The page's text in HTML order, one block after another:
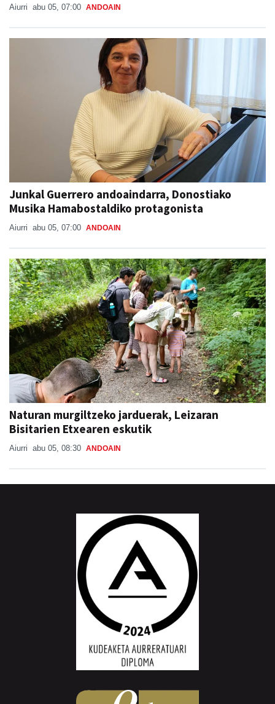
Aiurri abu 05, 07:00 ANDOAIN
Junkal Guerrero andoaindarra, Donostiako
Musika Hamabostaldiko protagonista
Aiurri abu 05, 07:00 ANDOAIN
Naturan murgiltzeko jarduerak, Leizaran
Bisitarien Etxearen eskutik
Aiurri abu 05, 08:30 ANDOAIN